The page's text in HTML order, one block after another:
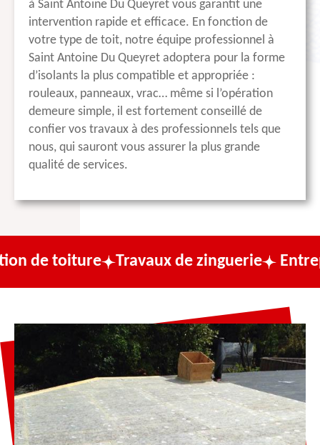
à Saint Antoine Du Queyret vous garantit une
intervention rapide et efficace. En fonction de
votre type de toit, notre équipe professionnel à
Saint Antoine Du Queyret adoptera pour la forme
d’isolants la plus compatible et appropriée :
rouleaux, panneaux, vrac… même si l’opération
demeure simple, il est fortement conseillé de
confier vos travaux à des professionnels tels que
nous, qui sauront vous assurer la plus grande
qualité de services.
Travaux de zinguerie Entreprise de